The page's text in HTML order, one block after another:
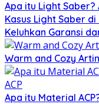
Apa itu Light
Kasus Light Saber
Keluhkan Garansi
Warm and Cozy
Apa itu Material